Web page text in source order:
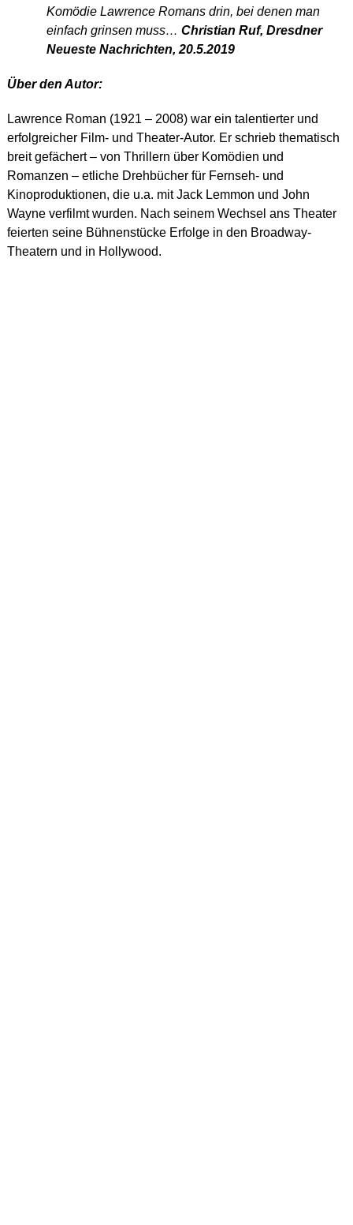
Komödie Lawrence Romans drin, bei denen man
einfach grinsen muss… Christian Ruf, Dresdner
Neueste Nachrichten, 20.5.2019
Über den Autor:
Lawrence Roman (1921 – 2008) war ein talentierter und
erfolgreicher Film- und Theater-Autor. Er schrieb thematisch
breit gefächert – von Thrillern über Komödien und
Romanzen – etliche Drehbücher für Fernseh- und
Kinoproduktionen, die u.a. mit Jack Lemmon und John
Wayne verfilmt wurden. Nach seinem Wechsel ans Theater
feierten seine Bühnenstücke Erfolge in den Broadway-
Theatern und in Hollywood.